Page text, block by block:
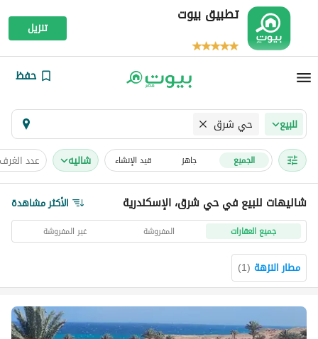
تطبيق بيوت
تنزيل
حفظ
للبيع حي شرق
الجميع جاهز قيد الإنشاء شاليه عدد الغرف
شاليهات للبيع في حي شرق، الإسكندرية الأكثر مشاهدة
جميع العقارات المفروشة غير المفروشة
مطار النزهة (
1
)